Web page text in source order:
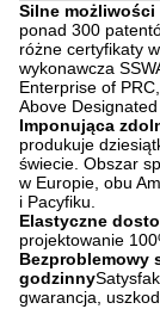
Silne
ponad 300
różne certyfikaty
wykonawcza
Enterprise of
Above
Imponująca
produkuje
świecie. Obszar
w Europie, obu
i Pacyfiku.
Elastyczne
projektowanie
Bezproblemowy
godzinny
gwarancja,